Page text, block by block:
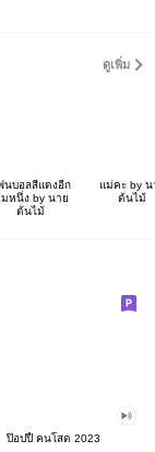
ดูเพิ่ม
นบอลสีแดงอีก
หนึ่ง by นาย
ต้นไม้
แม่คะ by น
ต้นไม้
ป๊อปปี้ คนโสด 2023